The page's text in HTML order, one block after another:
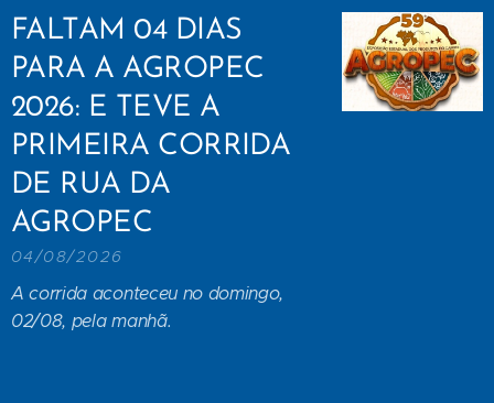
FALTAM 04 DIAS
PARA A AGROPEC
2026: E TEVE A
PRIMEIRA CORRIDA
DE RUA DA
AGROPEC
04/08/2026
A corrida aconteceu no domingo,
02/08, pela manhã.